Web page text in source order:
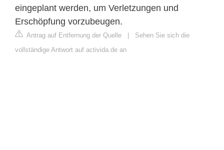
eingeplant werden, um Verletzungen und
Erschöpfung vorzubeugen.
Antrag auf Entfernung der Quelle | Sehen Sie sich die
vollständige Antwort auf activida.de an